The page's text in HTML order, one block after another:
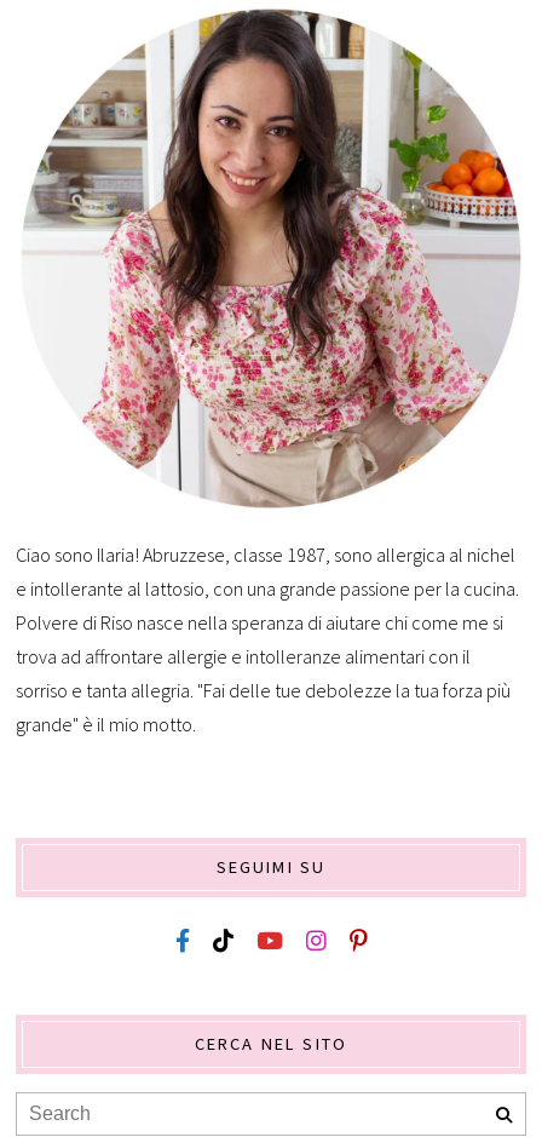
Ciao sono Ilaria! Abruzzese, classe 1987, sono allergica al nichel
e intollerante al lattosio, con una grande passione per la cucina.
Polvere di Riso nasce nella speranza di aiutare chi come me si
trova ad affrontare allergie e intolleranze alimentari con il
sorriso e tanta allegria. "Fai delle tue debolezze la tua forza più
grande" è il mio motto.
SEGUIMI SU
CERCA NEL SITO